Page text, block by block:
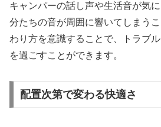
キャンパーの話し声や生活音が気
分たちの音が周囲に響いてしまう
わり方を意識することで、トラブ
を過ごすことができます。
配置次第で変わる快適さ